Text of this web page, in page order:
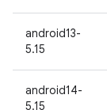
android13-
5.15
android14-
5.15